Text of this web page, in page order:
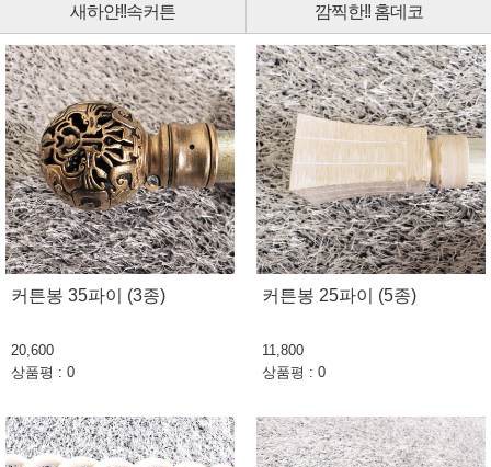
새하얀!!속커튼 깜찍한!! 홈데코
커튼봉 35파이 (3종)
20,600
상품평 : 0
커튼봉 25파이 (5종)
11,800
상품평 : 0